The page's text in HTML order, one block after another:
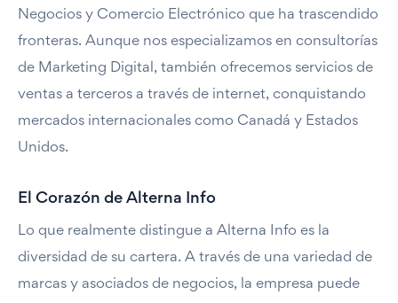
Negocios y Comercio Electrónico que ha trascendido
fronteras. Aunque nos especializamos en consultorías
de Marketing Digital, también ofrecemos servicios de
ventas a terceros a través de internet, conquistando
mercados internacionales como Canadá y Estados
Unidos.
El Corazón de Alterna Info
Lo que realmente distingue a Alterna Info es la
diversidad de su cartera. A través de una variedad de
marcas y asociados de negocios, la empresa puede